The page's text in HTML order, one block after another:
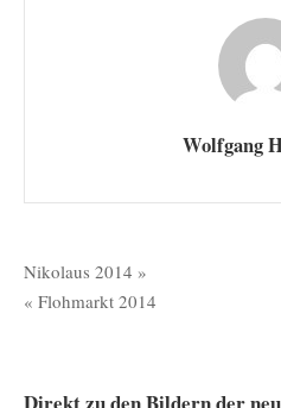
Wolfgang
Beitragsnavigation
Nikolaus 2014 »
« Flohmarkt 2014